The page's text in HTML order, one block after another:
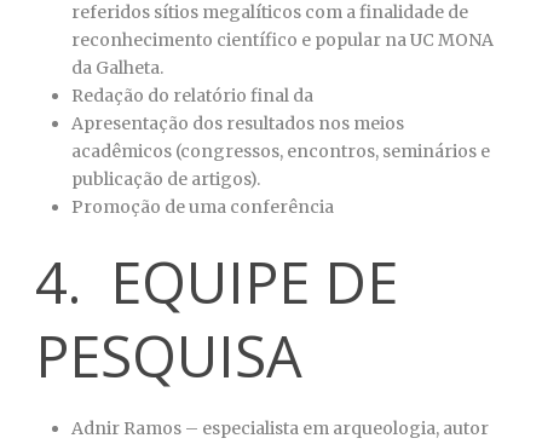
referidos sítios megalíticos com a finalidade de
reconhecimento científico e popular na UC MONA
da Galheta.
Redação do relatório final da
Apresentação dos resultados nos meios
acadêmicos (congressos, encontros, seminários e
publicação de artigos).
Promoção de uma conferência
4. EQUIPE DE
PESQUISA
Adnir Ramos – especialista em arqueologia, autor